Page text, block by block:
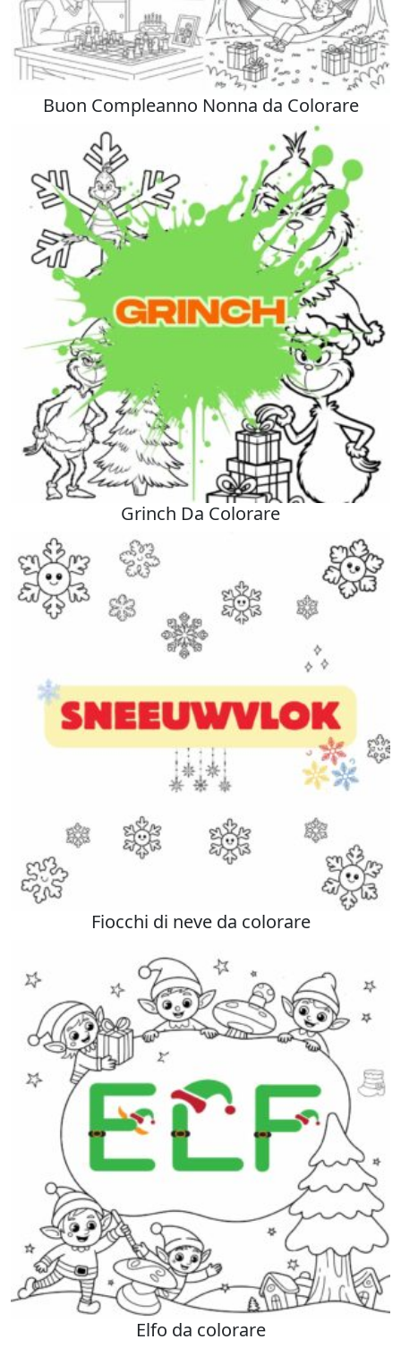
Buon Compleanno Nonna da Colorare
Grinch Da Colorare
Fiocchi di neve da colorare
Elfo da colorare